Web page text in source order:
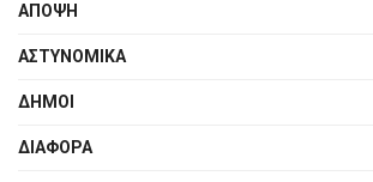
ΑΠΟΨΗ
ΑΣΤΥΝΟΜΙΚΑ
ΔΗΜΟΙ
ΔΙΑΦΟΡΑ